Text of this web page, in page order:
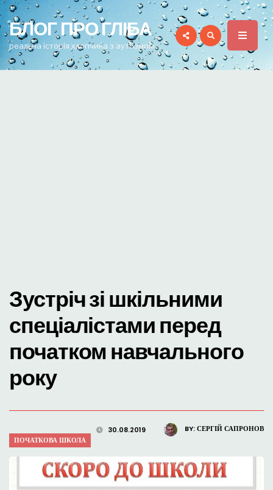
for:
БЛОГ ПРО ГЛІБА
реальна історія хлопчика з аутизмом
Зустріч зі шкільними
спеціалістами перед
початком навчального
року
BY:СЕРГІЙ САПРОНОВ
30.08.2019
ПОЧАТКОВА ШКОЛА